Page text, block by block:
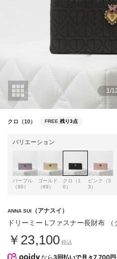
1/
クロ（10） FREE 残り3点
バリエーション
パープル
（90）
ゴールド
（69）
クロ（1
0）
ピンク（3
3）
ANNA SUI （アナスイ）
ドリーミー Lファスナー長財布 （
￥23,100 税込
なら 3回払いで月々7,700円